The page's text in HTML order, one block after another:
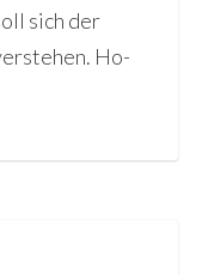
sich der
Ho-